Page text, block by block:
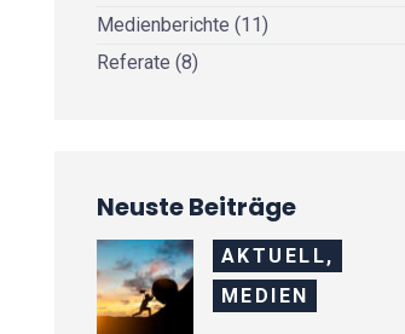
Medienberichte (11)
Referate (8)
Neuste Beiträge
AKTUELL,
MEDIEN